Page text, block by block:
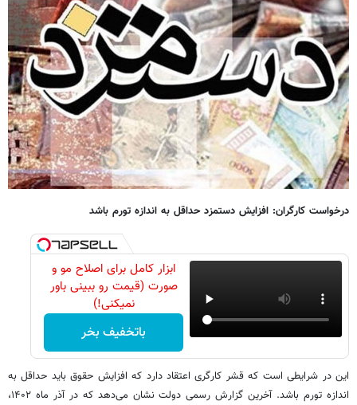
درخواست کارگران: افزایش دستمزد حداقل به اندازه تورم باشد
ابزار کامل برای اصلاح مو و
صورت (قیمت رو ببینی باور
نمیکنی!)
باتخفیف بخر
این در شرایطی است که قشر کارگری اعتقاد دارد که افزایش حقوق باید حداقل به
اندازه تورم باشد. آخرین گزارش رسمی دولت نشان می‌دهد که در آذر ماه ۱۴۰٢،